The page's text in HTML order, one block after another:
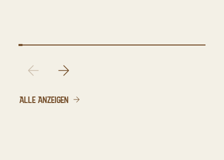
ALLE ANZEIGEN